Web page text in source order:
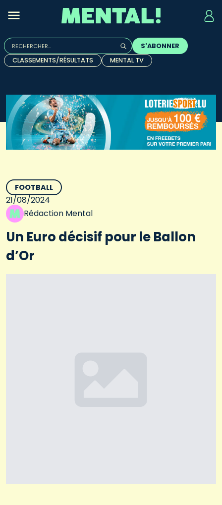
Rechercher :
Quand les résultats de l'auto-complétion sont
S'ABONNER
CLASSEMENTS/RÉSULTATS
MENTAL TV
FOOTBALL
21/08/2024
Rédaction Mental
Un Euro décisif pour le Ballon
d’Or